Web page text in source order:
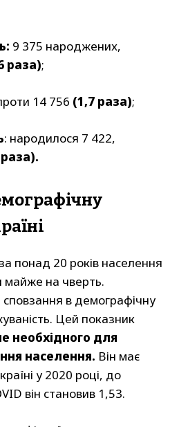
9 375 народжених,
раза);
14 756 (1,7 раза);
: народилося 7 422,
понад 20 років населення
майже на чверть.
в демографічну
Цей показник
необхідного для
населення. Він має
у 2020 році, до
він становив 1,53.